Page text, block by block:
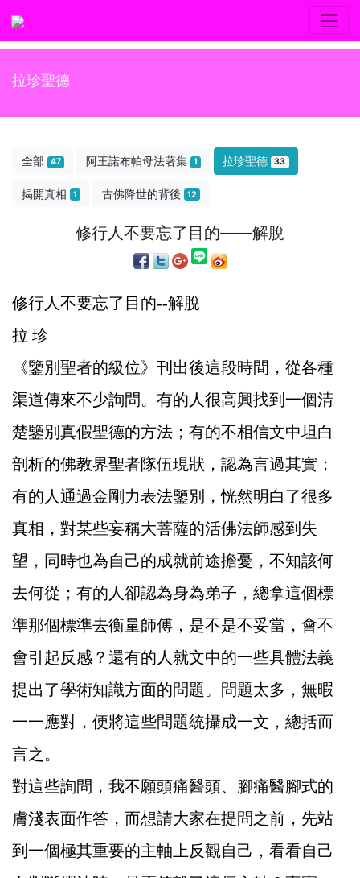
拉珍聖德
全部 47 阿王諾布帕母法著集 1 拉珍聖德 33
揭開真相 1 古佛降世的背後 12
修行人不要忘了目的——解脫
修行人不要忘了目的--解脫
拉 珍
《鑒別聖者的級位》刊出後這段時間，從各種
渠道傳來不少詢問。有的人很高興找到一個清
楚鑒別真假聖德的方法；有的不相信文中坦白
剖析的佛教界聖者隊伍現狀，認為言過其實；
有的人通過金剛力表法鑒別，恍然明白了很多
真相，對某些妄稱大菩薩的活佛法師感到失
望，同時也為自己的成就前途擔憂，不知該何
去何從；有的人卻認為身為弟子，總拿這個標
準那個標準去衡量師傅，是不是不妥當，會不
會引起反感？還有的人就文中的一些具體法義
提出了學術知識方面的問題。問題太多，無暇
一一應對，便將這些問題統攝成一文，總括而
言之。
對這些詢問，我不願頭痛醫頭、腳痛醫腳式的
膚淺表面作答，而想請大家在提問之前，先站
到一個極其重要的主軸上反觀自己，看看自己